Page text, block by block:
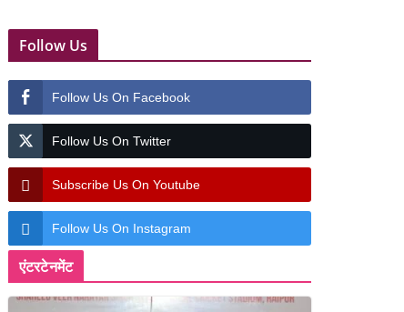
Follow Us
Follow Us On Facebook
Follow Us On Twitter
Subscribe Us On Youtube
Follow Us On Instagram
एंटरटेनमेंट